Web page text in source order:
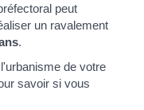
peut
un ravalement
.
de votre
savoir si vous